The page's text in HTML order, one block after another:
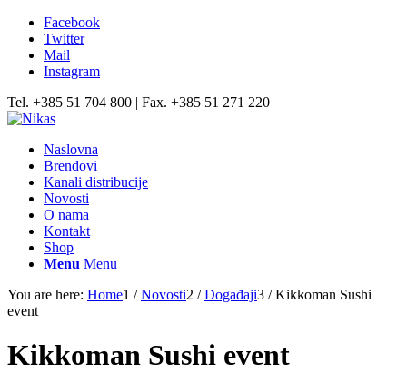
Facebook
Twitter
Mail
Instagram
Tel. +385 51 704 800 | Fax. +385 51 271 220
Naslovna
Brendovi
Kanali distribucije
Novosti
O nama
Kontakt
Shop
Menu Menu
You are here: Home1 / Novosti2 / Događaji3 / Kikkoman Sushi
event
Kikkoman Sushi event